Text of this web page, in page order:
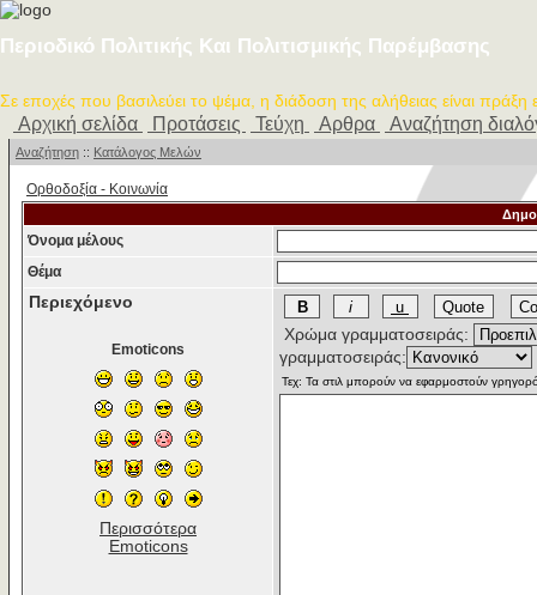
Περιοδικό Πολιτικής Και Πολιτισμικής Παρέμβασης
Σε εποχές που βασιλεύει το ψέμα, η διάδοση της αλήθειας είναι πράξη
Αρχική σελίδα Προτάσεις Τεύχη Αρθρα Αναζήτηση
Αναζήτηση :: Κατάλογος Μελών
Ορθοδοξία - Κοινωνία
Όνομα μέλους
Θέμα
Περιεχόμενο
Emoticons
Περισσότερα
Emoticons
Χρώμα γραμματοσειράς:
γραμματοσειράς: